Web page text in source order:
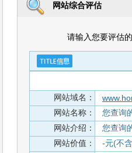
网站综合评估
请输入您要评估
网站域名：
网站名称：
您查询
网站介绍：
您查询
网站价值：
-元(不